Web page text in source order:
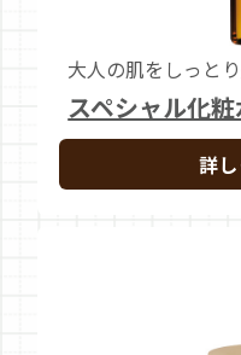
大人の肌をしっと
スペシャル化
詳